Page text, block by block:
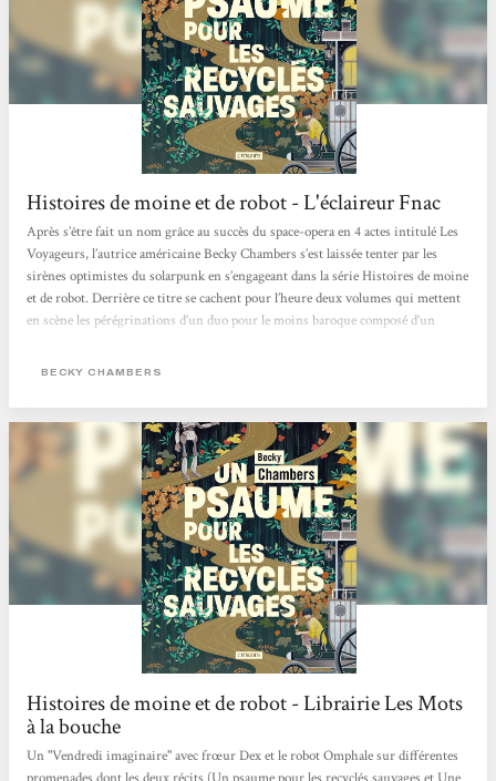
Histoires de moine et de robot - L'éclaireur Fnac
Après s’être fait un nom grâce au succès du space-opera en 4 actes intitulé Les
Voyageurs, l’autrice américaine Becky Chambers s’est laissée tenter par les
sirènes optimistes du solarpunk en s’engageant dans la série Histoires de moine
et de robot. Derrière ce titre se cachent pour l’heure deux volumes qui mettent
en scène les pérégrinations d’un duo pour le moins baroque composé d’un
technologie et la nature coexistent enfin pacifiquement. Après...
BECKY CHAMBERS
Histoires de moine et de robot - Librairie Les Mots
à la bouche
Un "Vendredi imaginaire" avec frœur Dex et le robot Omphale sur différentes